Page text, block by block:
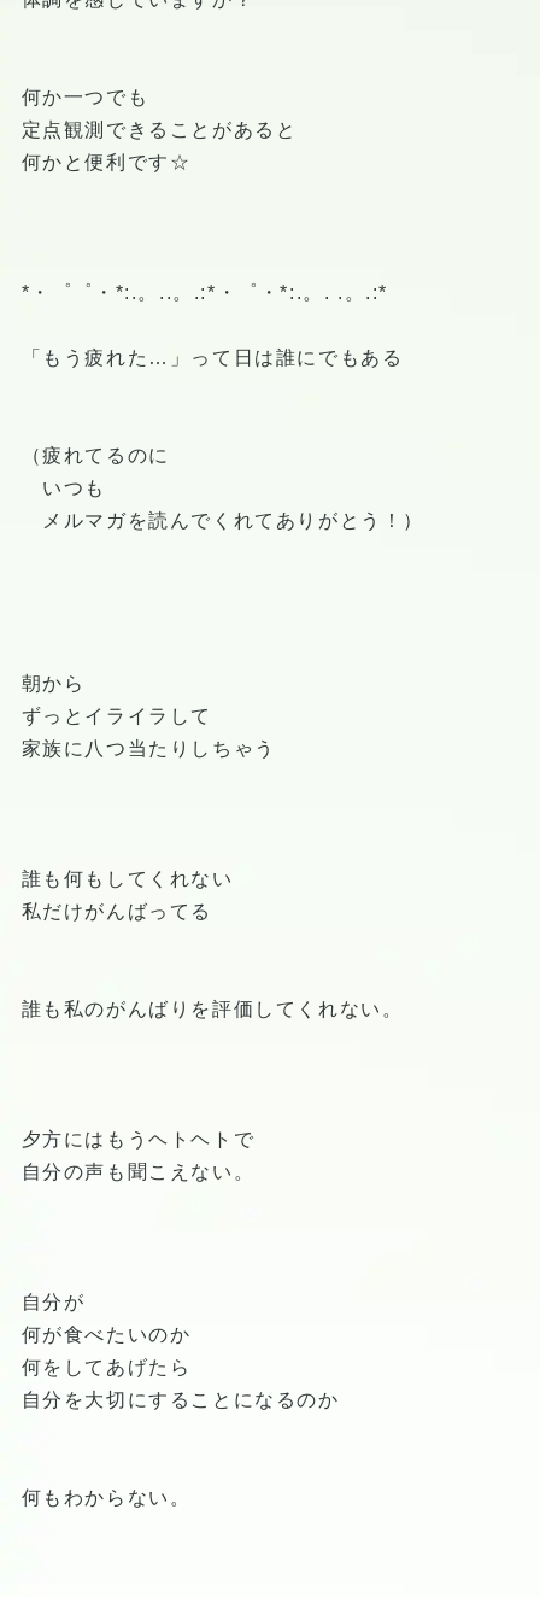
何か一つでも
定点観測できることがあると
何かと便利です☆
*・゜゜・*:.。..。.:*・゜・*:.。. .。.:*
「もう疲れた…」って日は誰にでもある
（疲れてるのに
いつも
メルマガを読んでくれてありがとう！）
朝から
ずっとイライラして
家族に八つ当たりしちゃう
誰も何もしてくれない
私だけがんばってる
誰も私のがんばりを評価してくれない。
夕方にはもうヘトヘトで
自分の声も聞こえない。
自分が
何が食べたいのか
何をしてあげたら
自分を大切にすることになるのか
何もわからない。